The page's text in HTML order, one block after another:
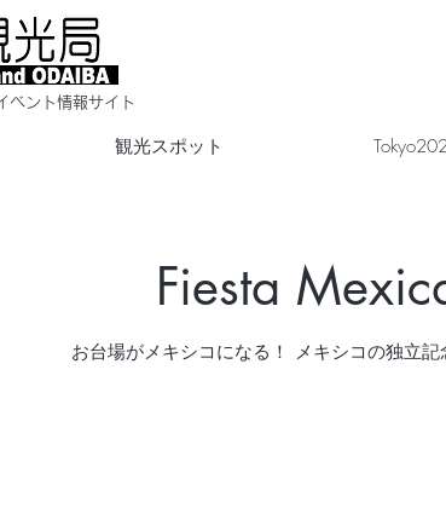
ベント情報サイト
観光スポット
Fiesta
お台場がメキシコになる！ メキシコの独立記